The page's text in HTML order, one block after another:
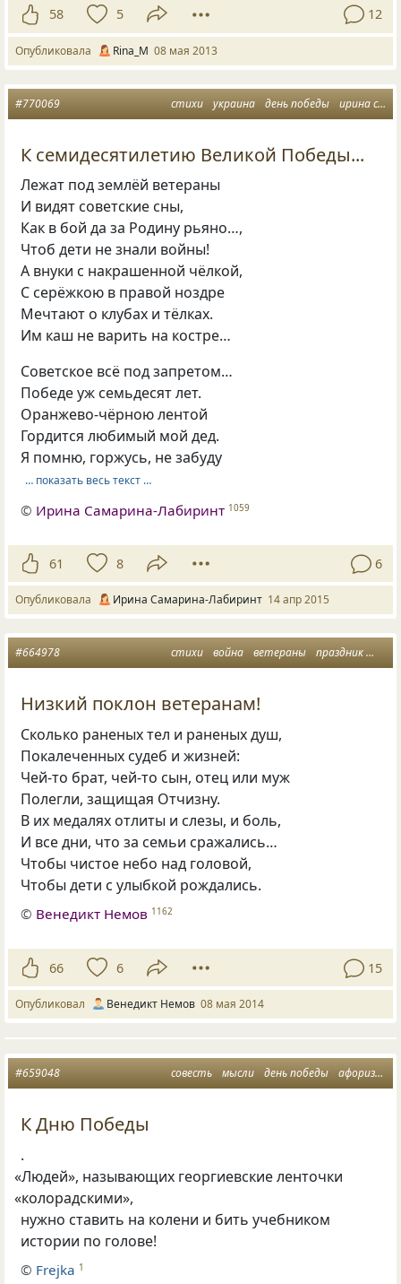
58 5 12
Опубликовала Rina_M 08 мая 2013
стихи украина день победы ирина самарина
#770069
К семидесятилетию Великой Победы...
Лежат под землёй ветераны
И видят советские сны,
Как в бой да за Родину рьяно…,
Чтоб дети не знали войны!
А внуки с накрашенной чёлкой,
С серёжкою в правой ноздре
Мечтают о клубах и тёлках.
Им каш не варить на костре…
Советское всё под запретом…
Победе уж семьдесят лет.
Оранжево-чёрною лентой
Гордится любимый мой дед.
Я помню, горжусь, не забуду
… показать весь текст …
© Ирина Самарина-Лабиринт 1059
61 8 6
Опубликовала Ирина Самарина-Лабиринт 14 апр 2015
стихи война ветераны праздник день
#664978
Низкий поклон ветеранам!
Сколько раненых тел и раненых душ,
Покалеченных судеб и жизней:
Чей-то брат, чей-то сын, отец или муж
Полегли, защищая Отчизну.
В их медалях отлиты и слезы, и боль,
И все дни, что за семьи сражались…
Чтобы чистое небо над головой,
Чтобы дети с улыбкой рождались.
© Венедикт Немов 1162
66 6 15
Опубликовал Венедикт Немов 08 мая 2014
совесть мысли день победы афоризмусы
#659048
К Дню Победы
.
«Людей», называющих георгиевские ленточки
«колорадскими»,
нужно ставить на колени и бить учебником
истории по голове!
© Frejka 1